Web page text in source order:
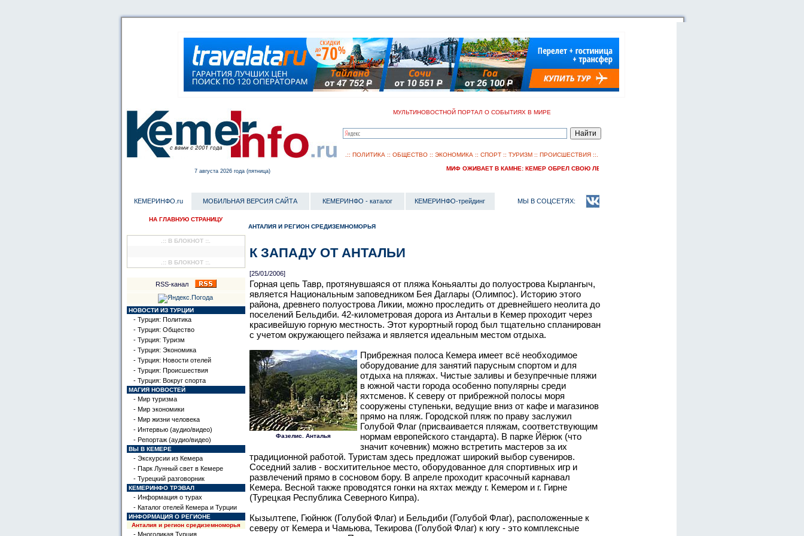
МУЛЬТИНОВОСТНОЙ ПОРТАЛ О СОБЫТИЯХ В МИРЕ
.:: ПОЛИТИКА :: ОБЩЕСТВО :: ЭКОНОМИКА :: СПОРТ :: ТУРИЗМ :: ПРОИСШЕСТВИЯ ::.
7 августа 2026 года (пятница) МИФ ОЖИВАЕТ В КАМНЕ: КЕМЕР ОБРЕЛ СВОЮ ЛЕГЕНДУ
КЕМЕРИНФО.ru МОБИЛЬНАЯ ВЕРСИЯ САЙТА КЕМЕРИНФО - каталог КЕМЕРИНФО-трейдинг МЫ В СОЦСЕТЯХ:
НА ГЛАВНУЮ СТРАНИЦУ
.:: В БЛОКНОТ ::.
.:: В БЛОКНОТ ::.
RSS-канал
НОВОСТИ ИЗ ТУРЦИИ
- Турция: Политика
- Турция: Общество
- Турция: Туризм
- Турция: Экономика
- Турция: Новости отелей
- Турция: Происшествия
- Турция: Вокруг спорта
МАГИЯ НОВОСТЕЙ
- Мир туризма
- Мир экономики
- Мир жизни человека
- Интервью (аудио/видео)
- Репортаж (аудио/видео)
ВЫ В КЕМЕРЕ
- Экскурсии из Кемера
- Парк Лунный свет в Кемере
- Турецкий разговорник
КЕМЕРИНФО ТРЭВАЛ
- Информация о турах
- Каталог отелей Кемера и Турции
ИНФОРМАЦИЯ О РЕГИОНЕ
Анталия и регион средиземноморья
- Многоликая Турция
АНТАЛИЯ И РЕГИОН СРЕДИЗЕМНОМОРЬЯ
К ЗАПАДУ ОТ АНТАЛЬИ
[25/01/2006]
Горная цепь Тавр, протянувшаяся от пляжа Коньяалты до полуострова Кырлангыч,
является Национальным заповедником Бея Даглары (Олимпос). Историю этого
района, древнего полуострова Ликии, можно проследить от древнейшего неолита до
поселений Бельдиби. 42-километровая дорога из Антальи в Кемер проходит через
красивейшую горную местность. Этот курортный город был тщательно спланирован
с учетом окружающего пейзажа и является идеальным местом отдыха.
Фазелис. Анталья
Прибрежная полоса Кемера имеет всё необходимое
оборудование для занятий парусным спортом и для
отдыха на пляжах. Чистые заливы и безупречные пляжи
в южной части города особенно популярны среди
яхтсменов. К северу от прибрежной полосы моря
сооружены ступеньки, ведущие вниз от кафе и магазинов
прямо на пляж. Городской пляж по праву заслужил
Голубой Флаг (присваивается пляжам, соответствующим
нормам европейского стандарта). В парке Йёрюк (что
значит кочевник) можно встретить мастеров за их
традиционной работой. Туристам здесь предложат широкий выбор сувениров.
Соседний залив - восхитительное место, оборудованное для спортивных игр и
развлечений прямо в сосновом бору. В апреле проходит красочный карнавал
Кемера. Весной также проводятся гонки на яхтах между г. Кемером и г. Гирне
(Турецкая Республика Северного Кипра).
Кызылтепе, Гюйнюк (Голубой Флаг) и Бельдиби (Голубой Флаг), расположенные к
северу от Кемера и Чамьюва, Текирова (Голубой Флаг) к югу - это комплексные